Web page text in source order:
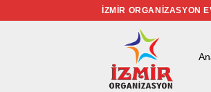
İZMIR ORGANIZASYON